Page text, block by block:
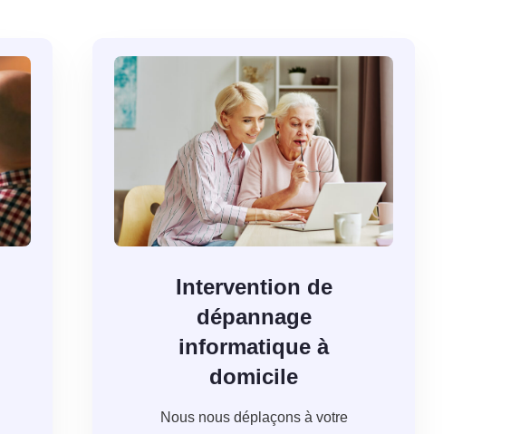
Intervention de
dépannage
informatique à
domicile
Nous nous déplaçons à votre